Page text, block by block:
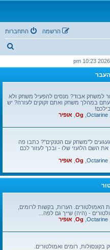
התחברות הרשמה
ו
למשחק אבוד? מנסים להפעיל משחק ולא
במהלך משחק ואתם זקוקים לעזרה? יש
Octarine
Og אופיר
ל"משחק עם הטנקים"? כתבו פה
השם הלועזי שלו - ובכך לעזור לכם
Octarine
Og אופיר
האמולטורים. הערות, בקשות לרומים,
- (היה) שייך גם לפה...
Octarine
Og אופיר